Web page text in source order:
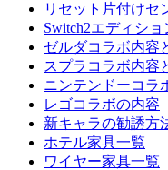
リセット片付けセ
Switch2エディショ
ゼルダコラボ内容
スプラコラボ内容
ニンテンドーコラ
レゴコラボの内容
新キャラの勧誘方
ホテル家具一覧
ワイヤー家具一覧